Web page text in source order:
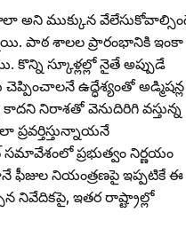
అని ముక్కున
పాఠ శాలల ప్రారంభానికి ఇంకా
స్కూళ్లల్లో నైతే అప్పుడే
ఉద్ధేశ్యంతో అడ్మిషన్ల
కాదని నిరాశతో వెనుదిరిగి వస్తున్న
సమావేశంలో ప్రభుత్వం నిర్ణయం
ఫీజుల నియంత్రణపై ఇప్పటికే ఈ
నివేదికపై, ఇతర రాష్ట్రాల్లో